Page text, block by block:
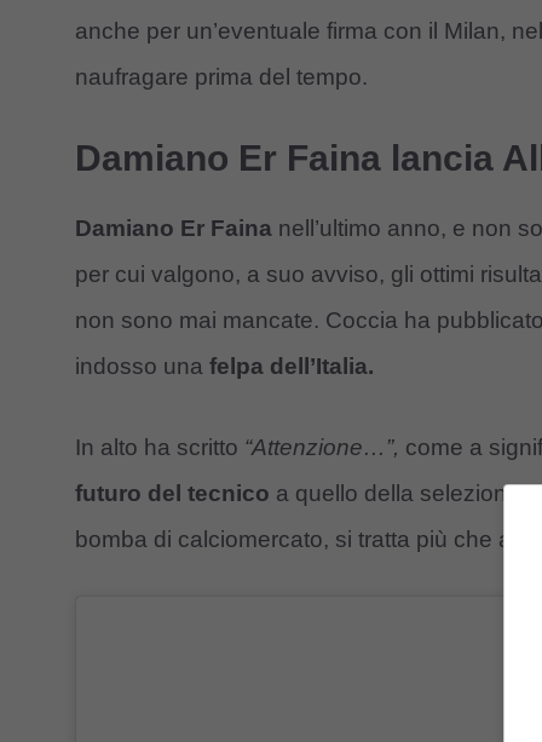
anche per un’eventuale firma con il Milan,
naufragare prima del tempo.
Damiano Er Faina lancia
Damiano Er Faina nell’ultimo anno, e non
per cui valgono, a suo avviso, gli ottimi
non sono mai mancate. Coccia ha
indosso una felpa dell’Italia.
In alto ha scritto “Attenzione…”, come a
futuro del tecnico a quello della selezione
bomba di calciomercato, si tratta più che